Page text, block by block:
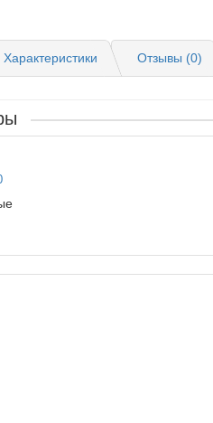
Характеристики Отзывы (0)